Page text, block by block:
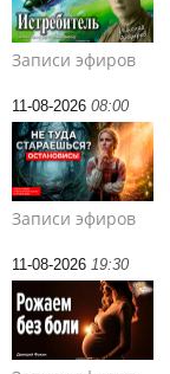
Записи эфиров
11-08-2026 08:00
Записи эфиров
11-08-2026 19:30